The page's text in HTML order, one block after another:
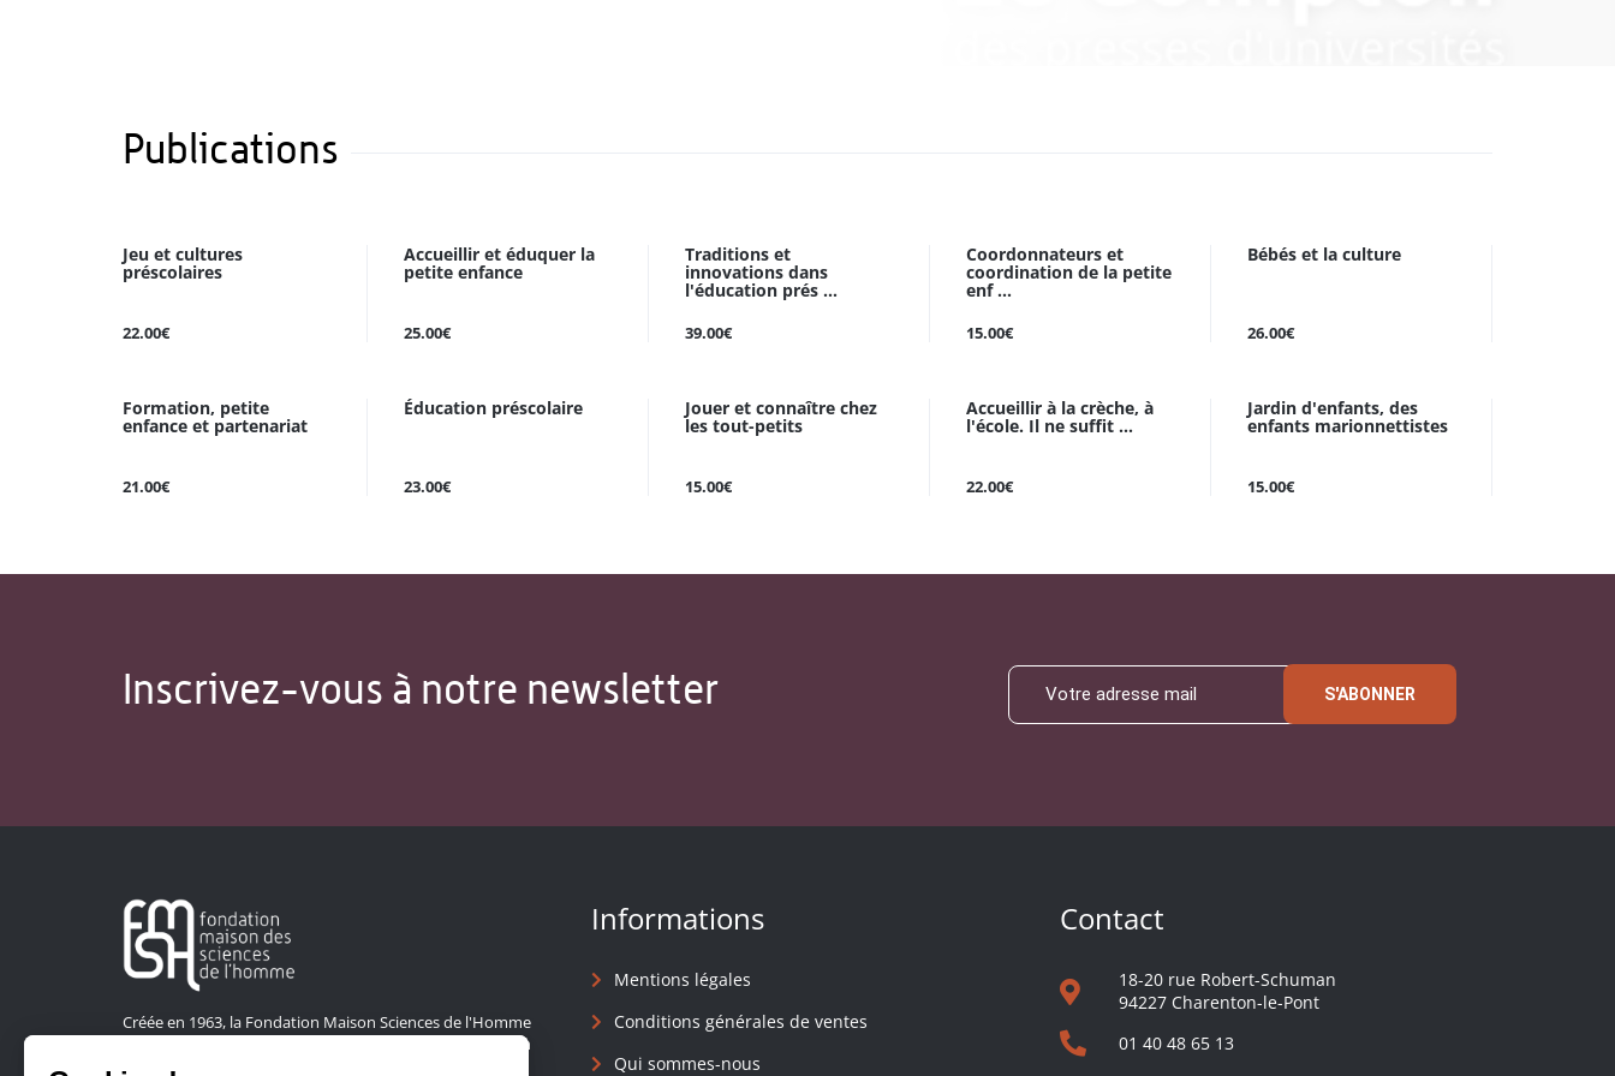
Publications
Jeu et cultures
préscolaires
22.00€
Accueillir et éduquer la
petite enfance
25.00€
Traditions et
innovations dans
l'éducation prés ...
39.00€
Coordonnateurs et
coordination de la petite
enf ...
15.00€
Bébés et la culture
26.00€
Formation, petite
enfance et partenariat
21.00€
Éducation préscolaire
23.00€
Jouer et connaître chez
les tout-petits
15.00€
Accueillir à la crèche, à
l'école. Il ne suffit ...
22.00€
Jardin d'enfants, des
enfants marionnettistes
15.00€
Inscrivez-vous à notre newsletter S'ABONNER
Créée en 1963, la Fondation Maison Sciences de l'Homme
soutient la recherche et la diffusion des connaissances en
Informations
Mentions légales
Conditions générales de ventes
Qui sommes-nous
Contact
18-20 rue Robert-Schuman
94227 Charenton-le-Pont
01 40 48 65 13